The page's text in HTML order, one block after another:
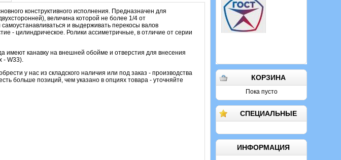
КОРЗИНА
Пока пусто
СПЕЦИАЛЬНЫЕ
ИНФОРМАЦИЯ
конструктивного исполнения. Предназначен для
величина которой не более 1/4 от
и выдерживать перекосы валов
- цилиндрическое. Ролики ассиметричные, в отличие от серии
имеют канавку на внешней обойме и отверстия для внесения
- W33).
у нас из складского наличия или под заказ - производства
больше позиций, чем указано в опциях товара - уточняйте